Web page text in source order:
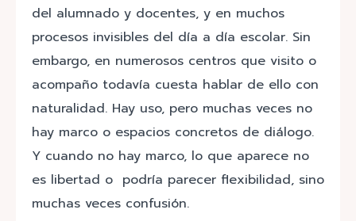
del alumnado y docentes, y en muchos
procesos invisibles del día a día escolar. Sin
embargo, en numerosos centros que visito o
acompaño todavía cuesta hablar de ello con
naturalidad. Hay uso, pero muchas veces no
hay marco o espacios concretos de diálogo.
Y cuando no hay marco, lo que aparece no
es libertad o podría parecer flexibilidad, sino
muchas veces confusión.